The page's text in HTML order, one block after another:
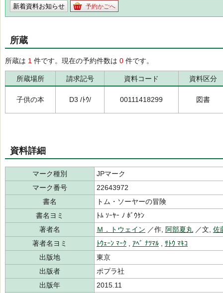
新着資料お知らせ 予約かごへ
所蔵
所蔵は 1 件です。現在の予約件数は 0 件です。
所蔵場所 請求記号 資料コード 資料区分
子供の本 D3 /ﾄｳ/ 00111418299 図書
資料詳細
マーク種別
JPマーク
マーク番号
22643972
書名
トム・ソーヤーの冒険
書名ヨミ
ﾄﾑ ｿｰﾔｰ ﾉ ﾎﾞｳｹﾝ
著者名
Ｍ．トウェイン ／作, 阿部夏丸 ／文, 佐
著者名ヨミ
ﾄｳｪｰﾝ ﾏｰｸ ｱﾍﾞ ﾅﾂﾏﾙ
ｻﾄｳ ﾏｷｺ
出版地
東京
出版者
ポプラ社
出版年
2015.11